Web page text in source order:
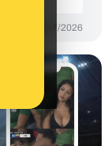
06/07/2026